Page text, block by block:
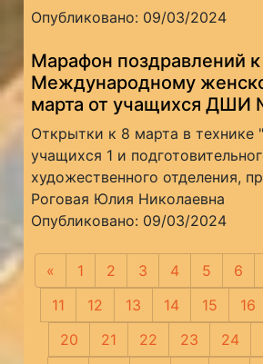
Опубликовано: 09/03/2024
Марафон поздравлений к
Международному
марта от учащихся ДШИ
Открытки к 8 марта в технике
учащихся 1 и
художественного отделения,
Роговая Юлия Николаевна
Опубликовано: 09/03/2024
« Предыдущая
1 2 3 4 5 6
11
12 13 14 15 16
20
21 22 23 24